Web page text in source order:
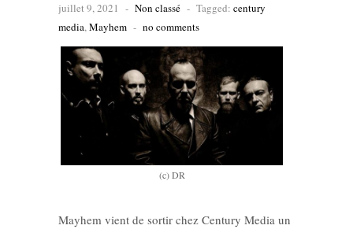
juillet 9, 2021 - Non classé - Tagged: century
media,Mayhem - no comments
(c) DR
Mayhem vient de sortir chez Century Media un